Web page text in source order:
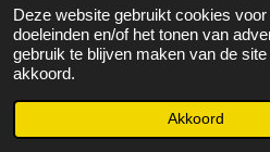
Deze website gebruikt cookies
doeleinden en/of het tonen van
gebruik te blijven maken van de
akkoord.
Akkoord
© 2015 AVOS